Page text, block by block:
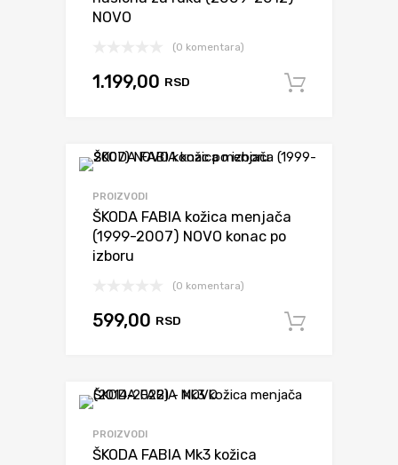
NOVO
(0 komentara)
1.199,00 RSD
PROIZVODI
ŠKODA FABIA kožica menjača
(1999-2007) NOVO konac po
izboru
(0 komentara)
599,00 RSD
PROIZVODI
ŠKODA FABIA Mk3 kožica